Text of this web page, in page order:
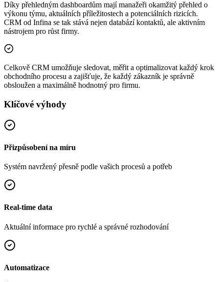
Díky přehledným dashboardům mají manažeři okamžitý přehled o
výkonu týmu, aktuálních příležitostech a potenciálních rizicích.
CRM od Infina se tak stává nejen databází kontaktů, ale aktivním
nástrojem pro růst firmy.
Celkově CRM umožňuje sledovat, měřit a optimalizovat každý krok
obchodního procesu a zajišťuje, že každý zákazník je správně
obsloužen a maximálně hodnotný pro firmu.
Klíčové výhody
Přizpůsobení na míru
Systém navržený přesně podle vašich procesů a potřeb
Real-time data
Aktuální informace pro rychlé a správné rozhodování
Automatizace